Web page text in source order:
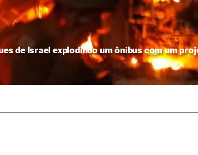
de Israel explodindo um ônibus com um